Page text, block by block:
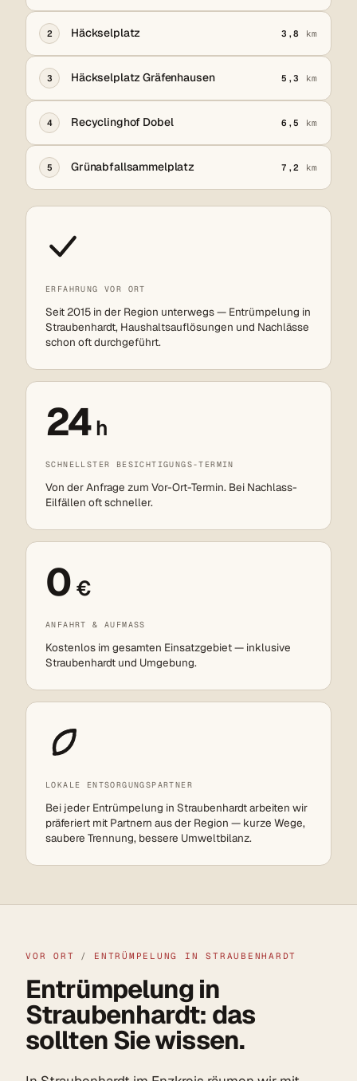
2 Häckselplatz 3,8 km
3 Häckselplatz Gräfenhausen 5,3 km
4 Recyclinghof Dobel 6,5 km
5 Grünabfallsammelplatz 7,2 km
ERFAHRUNG VOR ORT
Seit 2015 in der Region unterwegs — Entrümpelung in
Straubenhardt, Haushaltsauflösungen und Nachlässe
schon oft durchgeführt.
24h
SCHNELLSTER BESICHTIGUNGS-TERMIN
Von der Anfrage zum Vor-Ort-Termin. Bei Nachlass-
Eilfällen oft schneller.
0 €
ANFAHRT & AUFMASS
Kostenlos im gesamten Einsatzgebiet — inklusive
Straubenhardt und Umgebung.
LOKALE ENTSORGUNGSPARTNER
Bei jeder Entrümpelung in Straubenhardt arbeiten wir
präferiert mit Partnern aus der Region — kurze Wege,
saubere Trennung, bessere Umweltbilanz.
VOR ORT / ENTRÜMPELUNG IN STRAUBENHARDT
Entrümpelung in
Straubenhardt: das
sollten Sie wissen.